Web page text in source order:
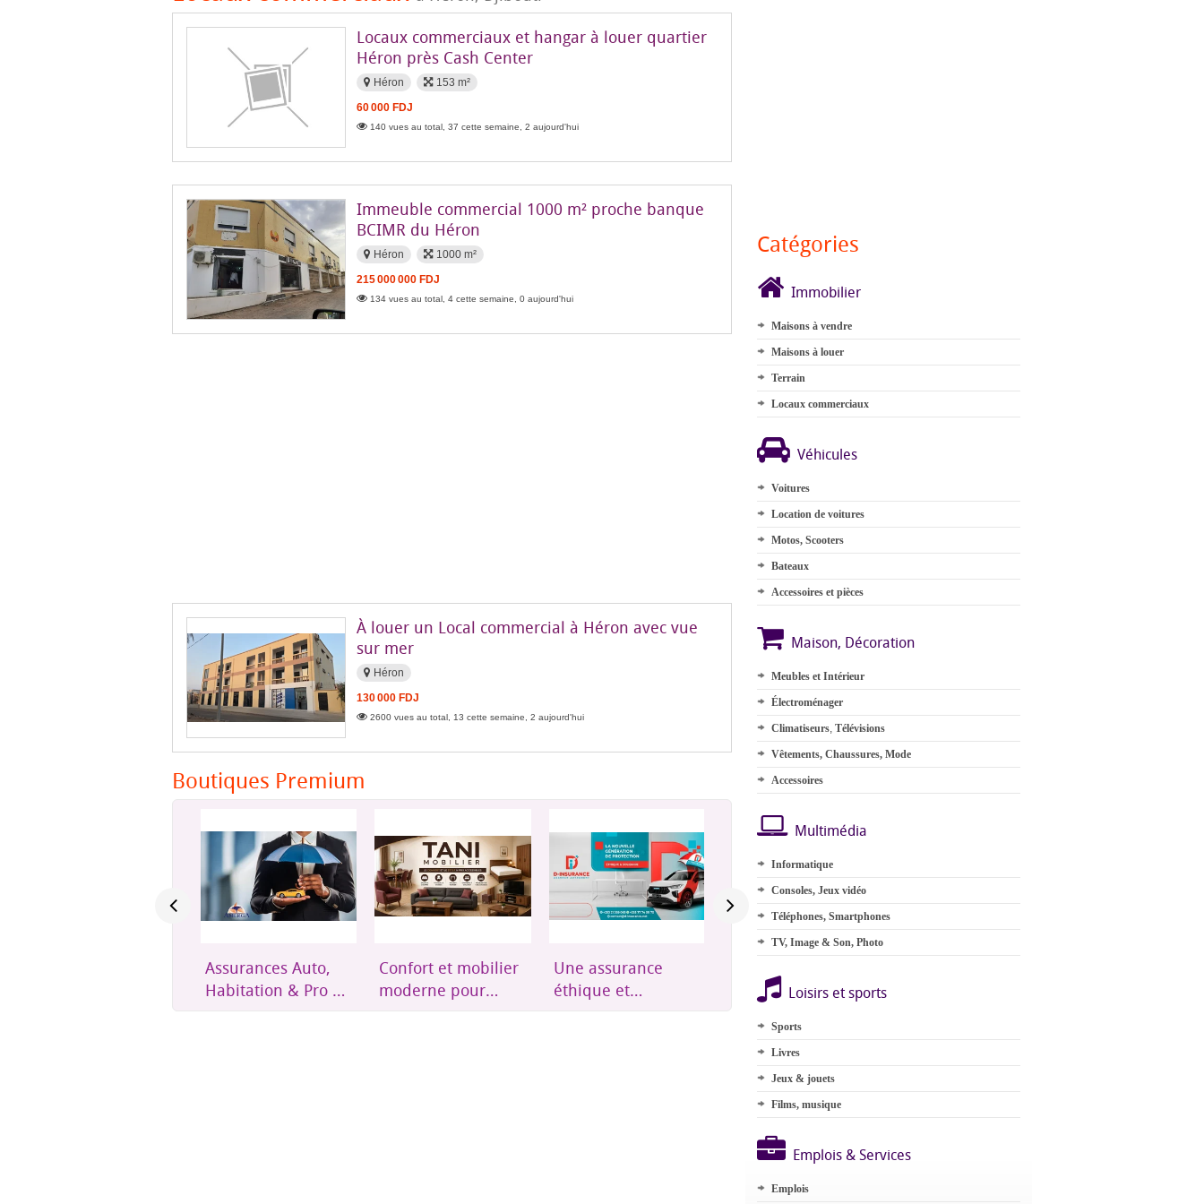
Locaux commerciaux et hangar à louer quartier
Héron près Cash Center
Héron
153 m²
60 000 FDJ
140 vues au total, 37 cette semaine, 2 aujourd'hui
Immeuble commercial 1000 m² proche banque
BCIMR du Héron
Héron
1000 m²
215 000 000 FDJ
134 vues au total, 4 cette semaine, 0 aujourd'hui
À louer un Local commercial à Héron avec vue
sur mer
Héron
130 000 FDJ
2600 vues au total, 13 cette semaine, 2 aujourd'hui
Boutiques Premium
Assurances Auto,
Habitation & Pro –
Confort et mobilier
moderne pour
Une assurance
éthique et
électrogènes,
énergie solaire
où l'on se sent chez
Catégories
Immobilier
Maisons à vendre
Maisons à louer
Terrain
Locaux commerciaux
Véhicules
Voitures
Location de voitures
Motos, Scooters
Bateaux
Accessoires et pièces
Maison, Décoration
Meubles et Intérieur
Électroménager
Climatiseurs, Télévisions
Vêtements, Chaussures, Mode
Accessoires
Multimédia
Informatique
Consoles, Jeux vidéo
Téléphones, Smartphones
TV, Image & Son, Photo
Loisirs et sports
Sports
Livres
Jeux & jouets
Films, musique
Emplois & Services
Emplois